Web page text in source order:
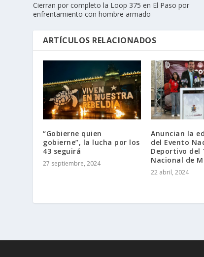
Cierran por completo la Loop 375 en El Paso por
enfrentamiento con hombre armado
ARTÍCULOS RELACIONADOS
“Gobierne quien
gobierne”, la lucha por los
43 seguirá
27 septiembre, 2024
Anuncian la
del Evento
Deportivo del
Nacional de
22 abril, 2024